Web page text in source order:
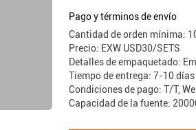
Pago y términos de envío
Cantidad de orden mínima:
Precio: EXW USD30/SETS
Detalles de empaquetado:
Tiempo de entrega: 7-10
Condiciones de pago: T/T,
Capacidad de la fuente: